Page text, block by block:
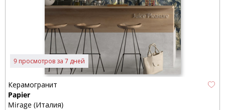
9 просмотров за 7 дней
Керамогранит
Papier
Mirage (Италия)